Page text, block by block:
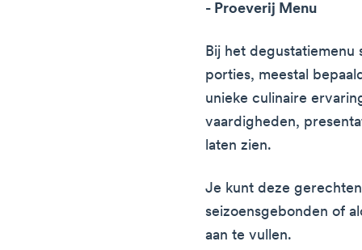
- Proeverij Menu
Bij het
porties, meestal
unieke culinaire
vaardigheden,
laten zien.
Je kunt deze
seizoensgebonden of
aan te vullen.